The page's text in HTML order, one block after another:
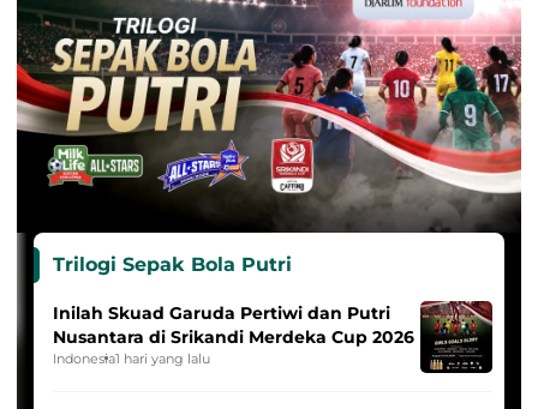
Trilogi Sepak Bola Putri
Inilah Skuad Garuda Pertiwi dan Putri
Nusantara di Srikandi Merdeka Cup 2026
Indonesia1 hari yang lalu